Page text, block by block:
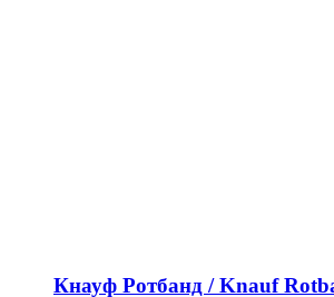
Кнауф Ротбанд / Knauf